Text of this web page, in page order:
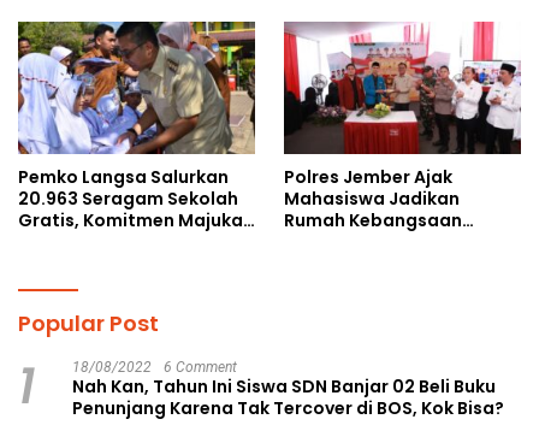
Pemko Langsa Salurkan
20.963 Seragam Sekolah
Gratis, Komitmen Majukan
Polres Jember Ajak
Mahasiswa Jadikan
Rumah Kebangsaan
Popular Post
1 18/08/2022 6 Comment
Nah Kan, Tahun Ini Siswa SDN Banjar 02 Beli Buku
Penunjang Karena Tak Tercover di BOS, Kok Bisa?